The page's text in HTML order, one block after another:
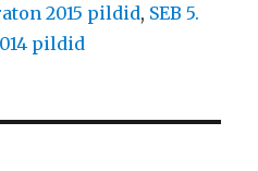
2015 pildid, SEB 5.
pildid